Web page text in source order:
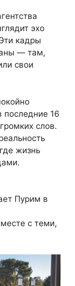
эхо
кадры
— там,
свои
последние 16
слов.
жизнь
Пурим в
с теми,